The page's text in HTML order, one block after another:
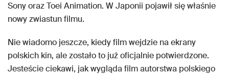
Sony oraz Toei Animation. W Japonii pojawił się właśnie
nowy zwiastun filmu.
Nie wiadomo jeszcze, kiedy film wejdzie na ekrany
polskich kin, ale zostało to już oficjalnie potwierdzone.
Jesteście ciekawi, jak wygląda film autorstwa polskiego